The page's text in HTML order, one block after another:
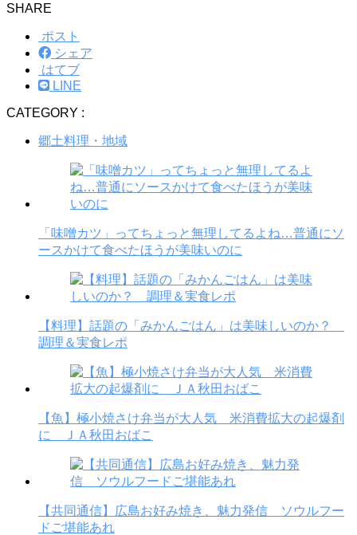
SHARE
ポスト
シェア
はてブ
LINE
CATEGORY :
郷土料理・地域
「味噌カツ」ってちょっと無理してるよね…普通にソ
ースかけて食べたほうが美味いのに
【料理】話題の「みかんごはん」は美味しいのか？
調理＆実食レポ
【魚】極小焼さけ弁当が大人気 米消費拡大の起爆剤
に ＪＡ秋田おばこ
【共同通信】広島お好み焼き、魅力発信 ソウルフー
ドご堪能あれ